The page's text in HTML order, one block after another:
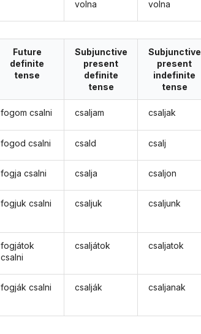
volna
volna
Future
definite
tense
fogom csalni
fogod csalni
fogja csalni
fogjuk csalni
fogjátok
csalni
fogják csalni
Subjunctive
present
definite
tense
csaljam
csald
csalja
csaljuk
csaljátok
csalják
Subjunctive
present
indefinite
tense
csaljak
csalj
csaljon
csaljunk
csaljatok
csaljanak